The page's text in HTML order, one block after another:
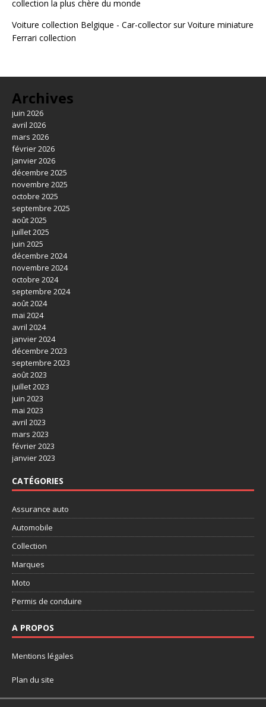
collection la plus chère du monde
Voiture collection Belgique - Car-collectorsurVoiture miniature
Ferrari collection
Archives
juin 2026
avril 2026
mars 2026
février 2026
janvier 2026
décembre 2025
novembre 2025
octobre 2025
septembre 2025
août 2025
juillet 2025
juin 2025
décembre 2024
novembre 2024
octobre 2024
septembre 2024
août 2024
mai 2024
avril 2024
janvier 2024
décembre 2023
septembre 2023
août 2023
juillet 2023
juin 2023
mai 2023
avril 2023
mars 2023
février 2023
janvier 2023
CATÉGORIES
Assurance auto
Automobile
Collection
Marques
Moto
Permis de conduire
A PROPOS
Mentions légales
Plan du site